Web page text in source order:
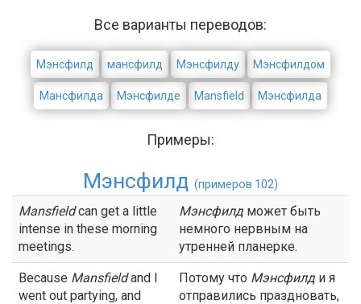
Все варианты переводов:
Мэнсфилд мансфилд Мэнсфилду Мэнсфилдом
Мансфилда Мэнсфилде Mansfield Мэнсфилда
Примеры:
Мэнсфилд (примеров 102)
Mansfieldcan get a little
intense in these morning
meetings.
Мэнсфилд может быть
немного нервным на
утренней планерке.
Because Mansfieldand I
went out partying, and
Потому что Мэнсфилд и я
отправились праздновать,